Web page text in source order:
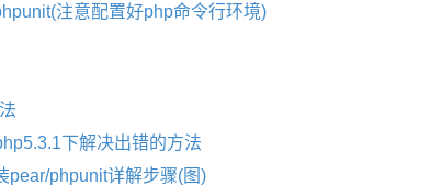
注意配置好php命令行环境)
下解决出错的方法
pear/phpunit详解步骤(图)